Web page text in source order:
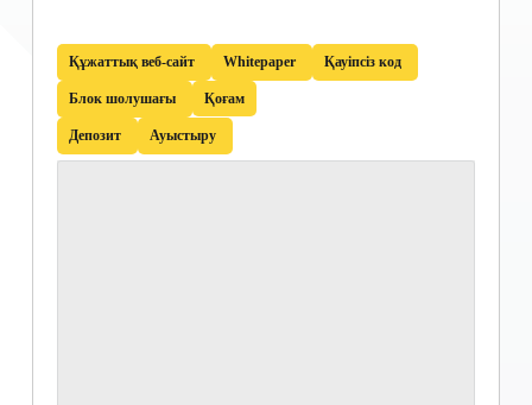
Құжаттық веб-сайт Whitepaper Қауіпсіз код
Блок шолушағы Қоғам
Депозит Ауыстыру